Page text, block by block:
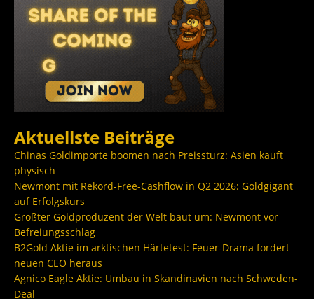
Aktuellste Beiträge
Chinas Goldimporte boomen nach Preissturz: Asien kauft
physisch
Newmont mit Rekord-Free-Cashflow in Q2 2026: Goldgigant
auf Erfolgskurs
Größter Goldproduzent der Welt baut um: Newmont vor
Befreiungsschlag
B2Gold Aktie im arktischen Härtetest: Feuer-Drama fordert
neuen CEO heraus
Agnico Eagle Aktie: Umbau in Skandinavien nach Schweden-
Deal